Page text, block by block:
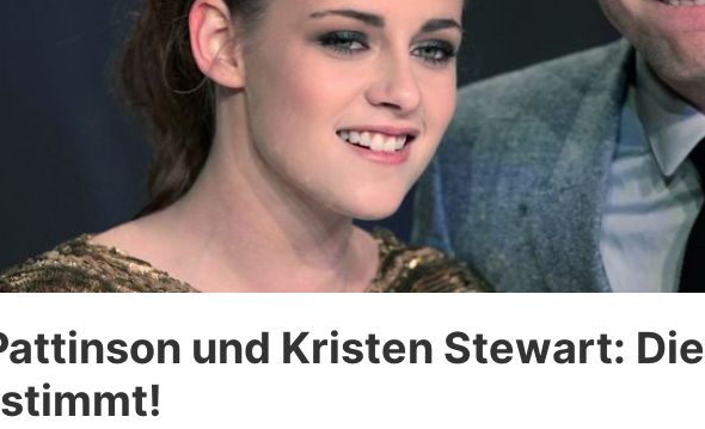
Jobs
App runterladen
Team
Redaktionelle Richtlinien
Impressum
Datenschutzerklärung
Nutzungsbedingungen
und Kristen Stewart: Die